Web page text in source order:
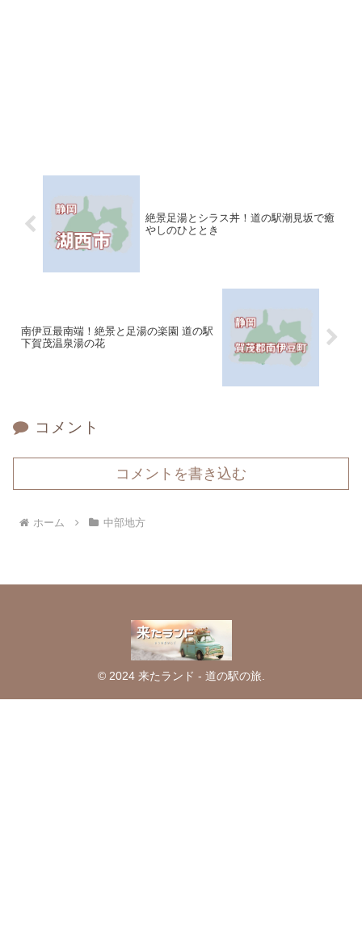
絶景足湯とシラス丼！道の駅潮見坂で癒
やしのひととき
南伊豆最南端！絶景と足湯の楽園 道の駅
下賀茂温泉湯の花
コメント
コメントを書き込む
ホーム 中部地方
© 2024 来たランド - 道の駅の旅.